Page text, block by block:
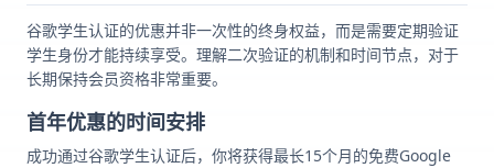
谷歌学生认证的优惠并非一次性的终身权益，而是需要定期验证
学生身份才能持续享受。理解二次验证的机制和时间节点，对于
长期保持会员资格非常重要。
首年优惠的时间安排
成功通过谷歌学生认证后，你将获得最长15个月的免费Google